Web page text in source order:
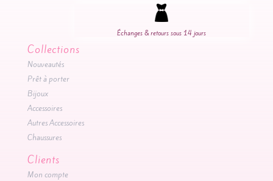
Échanges & retours sous 14 jours
Collections
Nouveautés
Prêt à porter
Bijoux
Accessoires
Autres Accessoires
Chaussures
Clients
Mon compte